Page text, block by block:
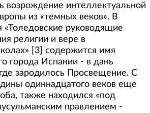
возрождение интеллектуальной
из «темных веков». В
«Толедовские руководящие
религии и вере в
[3] содержится имя
города Испании - в дань
зародилось Просвещение. С
одиннадцатого веков еще
также находился «под
правлением -